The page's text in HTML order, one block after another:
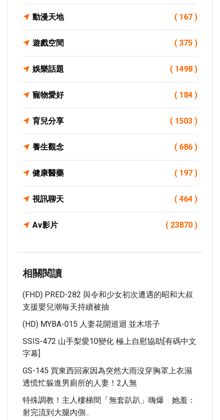
動漫天地 ( 167 )
遊戲空間 ( 375 )
娛樂話題 ( 1498 )
寵物愛好 ( 184 )
育兒分享 ( 1503 )
養生觀念 ( 686 )
健康醫藥 ( 197 )
視訊聊天 ( 464 )
Av影片 ( 23870 )
相關閱讀
(FHD) PRED-282 與令和少女初次遭遇的昭和大叔
支援嬰兒潮毎天持續被抽
(HD) MYBA-015 人妻花開巡迴 並木塔子
SSIS-472 山手梨愛10變化 極上自慰協助[有碼中文
字幕]
GS-145 買東西回家因為突然大雨沒穿胸罩上衣濕
透慌忙躲進男廁所的人妻！2人無
特殊調教！主人樓梯間「無套趴趴」嗨爆 她羞：
射完流到大腿內側...